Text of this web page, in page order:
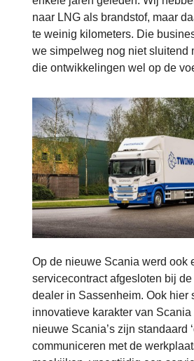
naar LNG als brandstof, maar
te weinig kilometers. Die
we simpelweg nog niet sluitend
die ontwikkelingen wel op de
Op de nieuwe Scania werd ook
servicecontract afgesloten bij
dealer in Sassenheim. Ook hier
innovatieve karakter van Scania
nieuwe Scania’s zijn standaard
communiceren met de